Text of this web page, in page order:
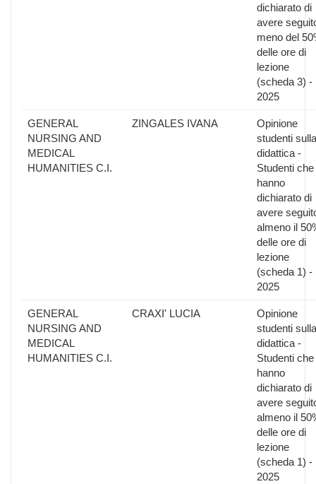
dichiarato di
avere
meno del
delle ore di
lezione
(scheda 3) -
2025
GENERAL
NURSING AND
MEDICAL
HUMANITIES C.I.
ZINGALES IVANA
Opinione
studenti sulla
didattica -
Studenti che
hanno
dichiarato di
avere
almeno il
delle ore di
lezione
(scheda 1) -
2025
GENERAL
NURSING AND
MEDICAL
HUMANITIES C.I.
CRAXI' LUCIA
Opinione
studenti sulla
didattica -
Studenti che
hanno
dichiarato di
avere
almeno il
delle ore di
lezione
(scheda 1) -
2025